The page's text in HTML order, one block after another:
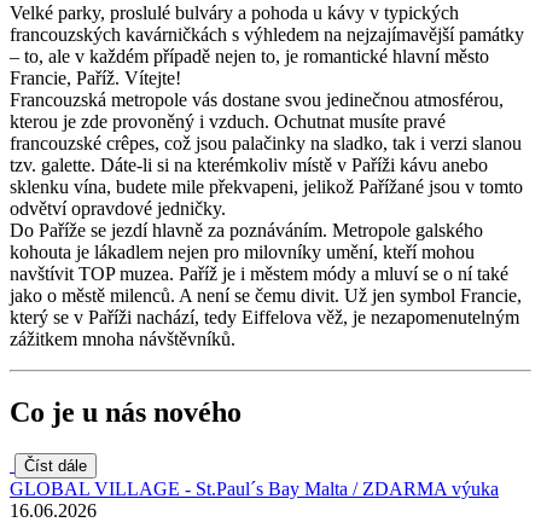
Velké parky, proslulé bulváry a pohoda u kávy v typických
francouzských kavárničkách s výhledem na nejzajímavější památky
– to, ale v každém případě nejen to, je romantické hlavní město
Francie, Paříž. Vítejte!
Francouzská metropole vás dostane svou jedinečnou atmosférou,
kterou je zde provoněný i vzduch. Ochutnat musíte pravé
francouzské crêpes, což jsou palačinky na sladko, tak i verzi slanou
tzv. galette. Dáte-li si na kterémkoliv místě v Paříži kávu anebo
sklenku vína, budete mile překvapeni, jelikož Pařížané jsou v tomto
odvětví opravdové jedničky.
Do Paříže se jezdí hlavně za poznáváním. Metropole galského
kohouta je lákadlem nejen pro milovníky umění, kteří mohou
navštívit TOP muzea. Paříž je i městem módy a mluví se o ní také
jako o městě milenců. A není se čemu divit. Už jen symbol Francie,
který se v Paříži nachází, tedy Eiffelova věž, je nezapomenutelným
zážitkem mnoha návštěvníků.
Co je u nás nového
Číst dále
GLOBAL VILLAGE - St.Paul´s Bay Malta / ZDARMA výuka
16.06.2026